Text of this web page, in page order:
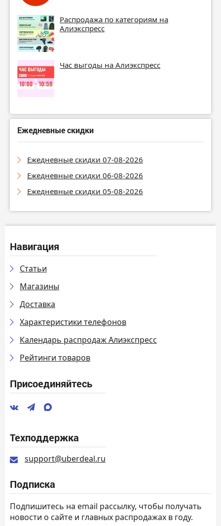
Распродажа по категориям на
Алиэкспресс
Час выгоды на Алиэкспресс
Ежедневные скидки
Ежедневные скидки 07-08-2026
Ежедневные скидки 06-08-2026
Ежедневные скидки 05-08-2026
Навигация
Статьи
Магазины
Доставка
Характеристики телефонов
Календарь распродаж Алиэкспресс
Рейтинги товаров
Присоединяйтесь
Техподдержка
support@uberdeal.ru
Подписка
Подпишитесь на email рассылку, чтобы получать
новости о сайте и главных распродажах в году.